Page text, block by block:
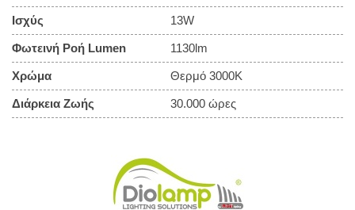
Ισχύς 13W
Φωτεινή Ροή Lumen 1130lm
Χρώμα Θερμό 3000Κ
Διάρκεια Ζωής 30.000 ώρες